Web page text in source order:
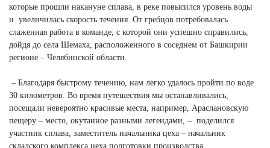
которые прошли накануне сплава, в реке повысился уровень воды
и увеличилась скорость течения. От гребцов потребовалась
слаженная работа в команде, с которой они успешно справились,
дойдя до села Шемаха, расположенного в соседнем от Башкирии
регионе – Челябинской области.
– Благодаря быстрому течению, нам легко удалось пройти по воде
30 километров. Во время путешествия мы останавливались,
посещали невероятно красивые места, например, Араслановскую
пещеру – место, окутанное разными легендами, – поделился
участник сплава, заместитель начальника цеха – начальник
складского комплекса цеха подготовки производства